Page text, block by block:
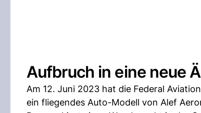
Aufbruch in eine neue
Am 12. Juni 2023 hat die Federal
ein fliegendes Auto-Modell von Alef